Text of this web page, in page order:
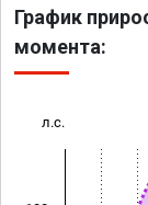
График
момента:
л.с.